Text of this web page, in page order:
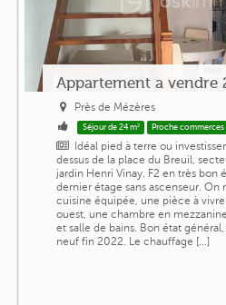
Appartement a vendre
Près de Mézères
Séjour de 24 m² Proche commerces
Idéal pied à terre ou
dessus de la place du Breuil,
jardin Henri Vinay. F2 en très bon
dernier étage sans ascenseur.
cuisine équipée, une pièce à
ouest, une chambre en
et salle de bains. Bon état
neuf fin 2022. Le chauffage [...]